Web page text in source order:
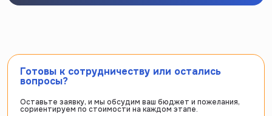
Готовы к сотрудничеству или остались
вопросы?
Оставьте заявку, и мы обсудим ваш бюджет и пожелания,
сориентируем по стоимости на каждом этапе.